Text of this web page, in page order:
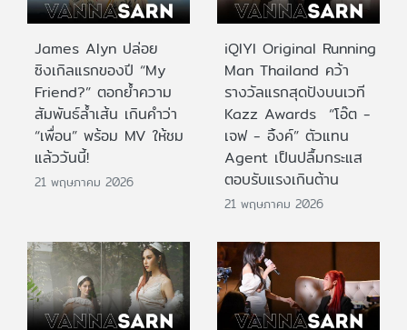
James Alyn ปล่อย
ซิงเกิลแรกของปี “My
Friend?” ตอกย้ำความ
สัมพันธ์ล้ำเส้น เกินคำว่า
“เพื่อน” พร้อม MV ให้ชม
แล้ววันนี้!
21 พฤษภาคม 2026
iQIYI Original Running
Man Thailand คว้า
รางวัลแรกสุดปังบนเวที
Kazz Awards “โอ๊ต -
เจฟ - อิ้งค์” ตัวแทน
Agent เป็นปลื้มกระแส
ตอบรับแรงเกินต้าน
21 พฤษภาคม 2026